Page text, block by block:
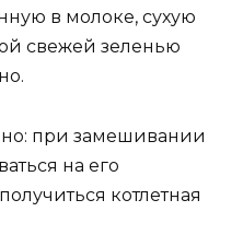
в молоке, сухую
свежей зеленью
при замешивании
на его
котлетная